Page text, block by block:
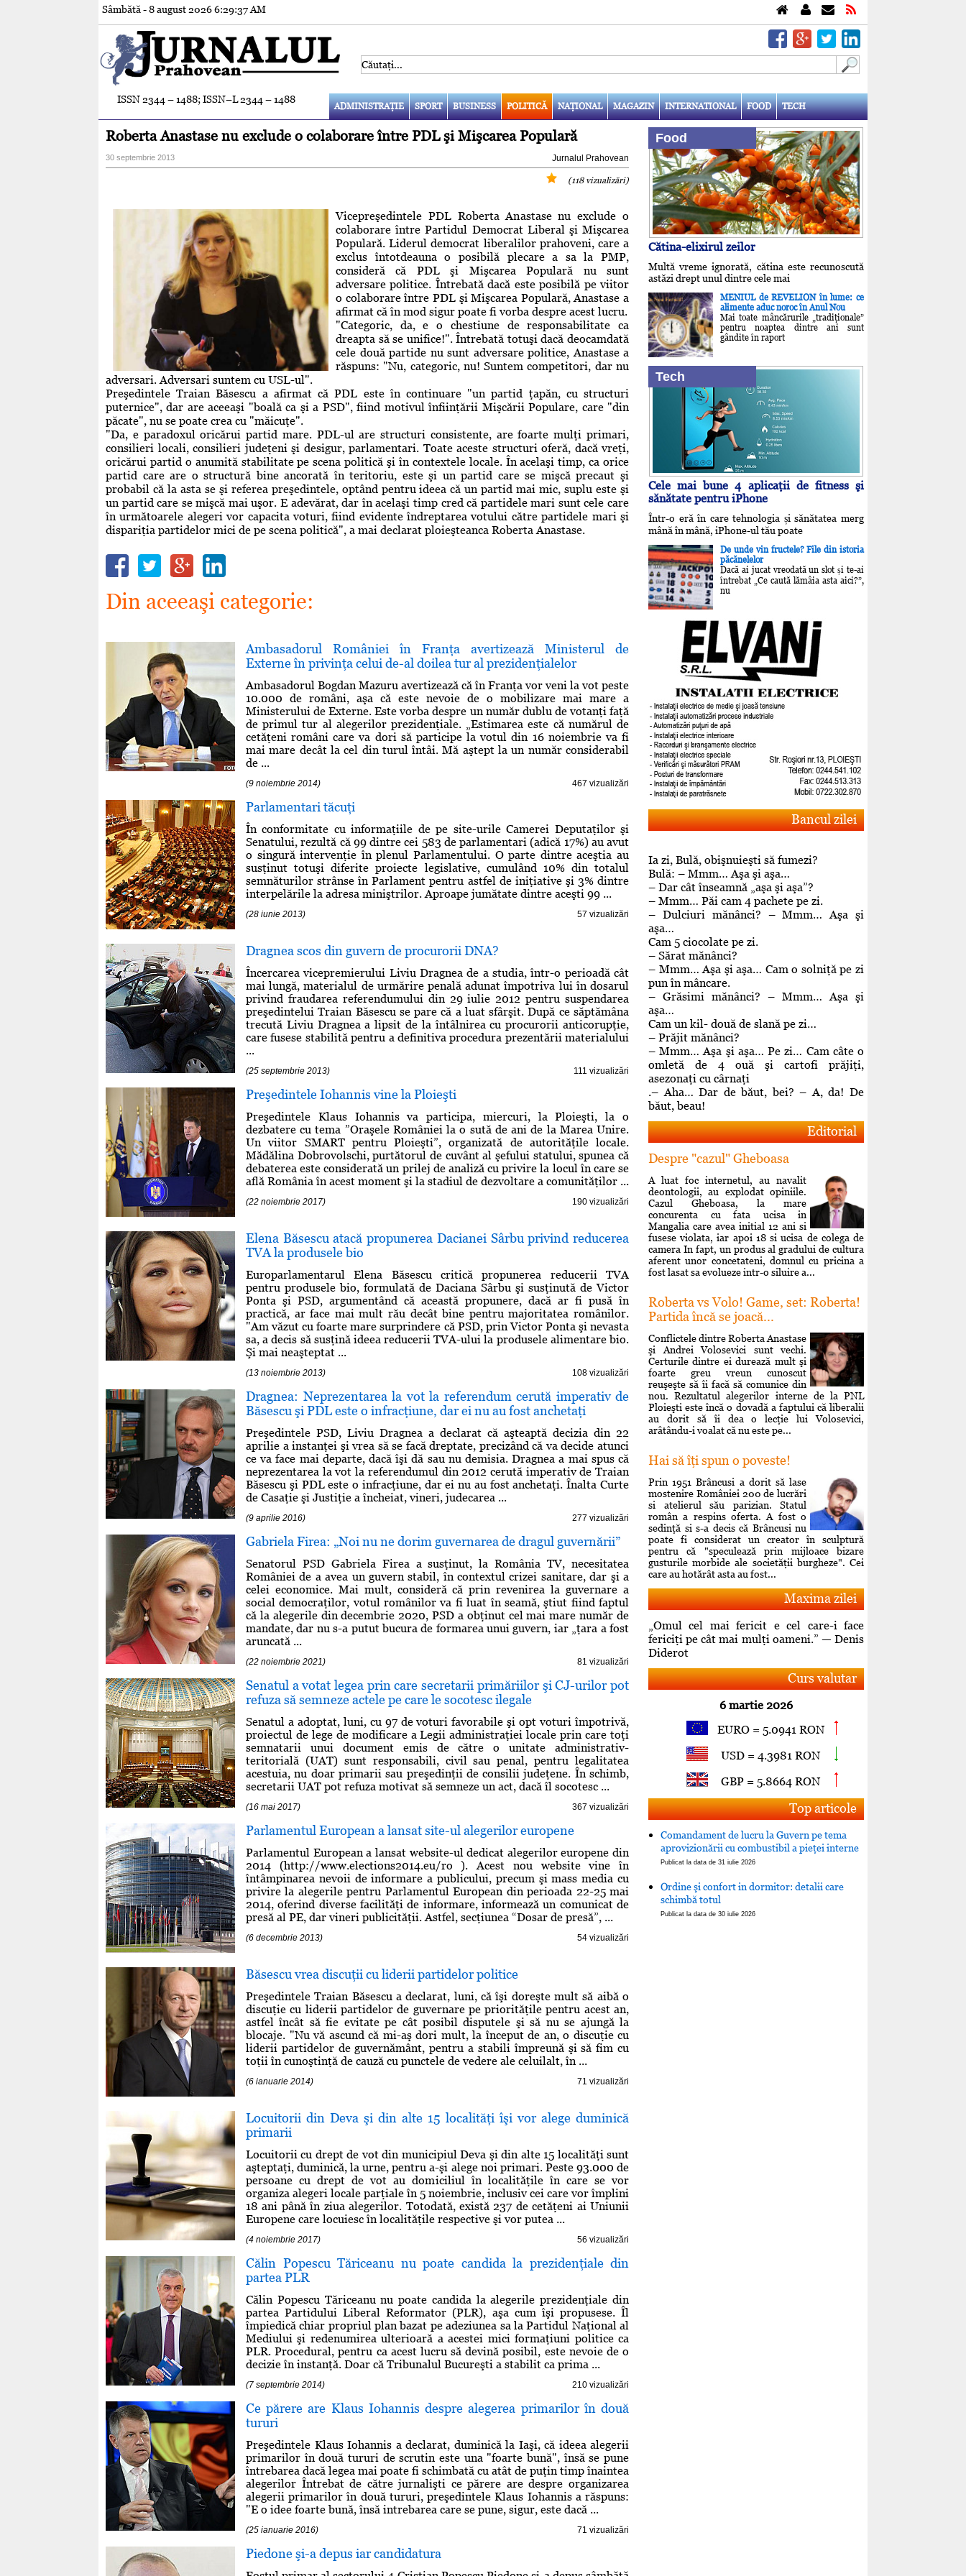
Sâmbătă - 8 august 20266:29:39 AM
ISSN 2344 – 1488; ISSN–L 2344 – 1488
ADMINISTRAŢIE SPORT BUSINESS POLITICĂ NAŢIONAL MAGAZIN INTERNATIONAL FOOD TECH
Roberta Anastase nu exclude o colaborare între PDL şi Mişcarea Populară
30 septembrie 2013 Jurnalul Prahovean
(118 vizualizări)
Vicepreşedintele PDL Roberta Anastase nu exclude o
colaborare între Partidul Democrat Liberal şi Mişcarea
Populară. Liderul democrat liberalilor prahoveni, care a
exclus întotdeauna o posibilă plecare a sa la PMP,
consideră că PDL şi Mişcarea Populară nu sunt
adversare politice. Întrebată dacă este posibilă pe viitor
o colaborare între PDL şi Mişcarea Populară, Anastase a
afirmat că în mod sigur poate fi vorba despre acest lucru.
"Categoric, da, e o chestiune de responsabilitate ca
dreapta să se unifice!". Întrebată totuşi dacă deocamdată
cele două partide nu sunt adversare politice, Anastase a
răspuns: "Nu, categoric, nu! Suntem competitori, dar nu
adversari. Adversari suntem cu USL-ul".
Preşedintele Traian Băsescu a afirmat că PDL este în continuare "un partid ţapăn, cu structuri
puternice", dar are aceeaşi "boală ca şi a PSD", fiind motivul înfiinţării Mişcării Populare, care "din
păcate", nu se poate crea cu "măicuţe".
"Da, e paradoxul oricărui partid mare. PDL-ul are structuri consistente, are foarte mulţi primari,
consilieri locali, consilieri judeţeni şi desigur, parlamentari. Toate aceste structuri oferă, dacă vreţi,
oricărui partid o anumită stabilitate pe scena politică şi în contextele locale. În acelaşi timp, ca orice
partid care are o structură bine ancorată în teritoriu, este şi un partid care se mişcă precaut şi
probabil că la asta se şi referea preşedintele, optând pentru ideea că un partid mai mic, suplu este şi
un partid care se mişcă mai uşor. E adevărat, dar în acelaşi timp cred că partidele mari sunt cele care
în următoarele alegeri vor capacita voturi, fiind evidente îndreptarea votului către partidele mari şi
dispariţia partidelor mici de pe scena politică", a mai declarat ploieşteanca Roberta Anastase.
Din aceeaşi categorie:
Ambasadorul României în Franţa avertizează Ministerul de
Externe în privinţa celui de-al doilea tur al prezidenţialelor
Ambasadorul Bogdan Mazuru avertizează că în Franţa vor veni la vot peste
10.000 de români, aşa că este nevoie de o mobilizare mai mare a
Ministerului de Externe. Este vorba despre un număr dublu de votanţi faţă
de primul tur al alegerilor prezidenţiale. „Estimarea este că numărul de
cetăţeni români care va dori să participe la votul din 16 noiembrie va fi
mai mare decât la cel din turul întâi. Mă aştept la un număr considerabil
de ...
(9 noiembrie 2014) 467 vizualizări
Parlamentari tăcuţi
În conformitate cu informaţiile de pe site-urile Camerei Deputaţilor şi
Senatului, rezultă că 99 dintre cei 583 de parlamentari (adică 17%) au avut
o singură intervenţie în plenul Parlamentului. O parte dintre aceştia au
susţinut totuşi diferite proiecte legislative, cumulând 10% din totalul
semnăturilor strânse în Parlament pentru astfel de iniţiative şi 3% dintre
interpelările la adresa miniştrilor. Aproape jumătate dintre aceşti 99 ...
(28 iunie 2013) 57 vizualizări
Dragnea scos din guvern de procurorii DNA?
Încercarea vicepremierului Liviu Dragnea de a studia, într-o perioadă cât
mai lungă, materialul de urmărire penală adunat împotriva lui în dosarul
privind fraudarea referendumului din 29 iulie 2012 pentru suspendarea
preşedintelui Traian Băsescu se pare că a luat sfârşit. După ce săptămâna
trecută Liviu Dragnea a lipsit de la întâlnirea cu procurorii anticorupţie,
care fusese stabilită pentru a definitiva procedura prezentării materialului
...
(25 septembrie 2013) 111 vizualizări
Preşedintele Iohannis vine la Ploieşti
Preşedintele Klaus Iohannis va participa, miercuri, la Ploieşti, la o
dezbatere cu tema ”Oraşele României la o sută de ani de la Marea Unire.
Un viitor SMART pentru Ploieşti”, organizată de autorităţile locale.
Mădălina Dobrovolschi, purtătorul de cuvânt al şefului statului, spunea că
debaterea este considerată un prilej de analiză cu privire la locul în care se
află România în acest moment şi la stadiul de dezvoltare a comunităţilor ...
(22 noiembrie 2017) 190 vizualizări
Elena Băsescu atacă propunerea Dacianei Sârbu privind reducerea
TVA la produsele bio
Europarlamentarul Elena Băsescu critică propunerea reducerii TVA
pentru produsele bio, formulată de Daciana Sârbu şi susţinută de Victor
Ponta şi PSD, argumentând că această propunere, dacă ar fi pusă în
practică, ar face mai mult rău decât bine pentru majoritatea românilor.
"Am văzut cu foarte mare surprindere că PSD, prin Victor Ponta şi nevasta
sa, a decis să susţină ideea reducerii TVA-ului la produsele alimentare bio.
Şi mai neaşteptat ...
(13 noiembrie 2013) 108 vizualizări
Dragnea: Neprezentarea la vot la referendum cerută imperativ de
Băsescu şi PDL este o infracţiune, dar ei nu au fost anchetaţi
Preşedintele PSD, Liviu Dragnea a declarat că aşteaptă decizia din 22
aprilie a instanţei şi vrea să se facă dreptate, precizând că va decide atunci
ce va face mai departe, dacă îşi dă sau nu demisia. Dragnea a mai spus că
neprezentarea la vot la referendumul din 2012 cerută imperativ de Traian
Băsescu şi PDL este o infracţiune, dar ei nu au fost anchetaţi. Înalta Curte
de Casaţie şi Justiţie a încheiat, vineri, judecarea ...
(9 aprilie 2016) 277 vizualizări
Gabriela Firea: „Noi nu ne dorim guvernarea de dragul guvernării”
Senatorul PSD Gabriela Firea a susţinut, la România TV, necesitatea
României de a avea un guvern stabil, în contextul crizei sanitare, dar şi a
celei economice. Mai mult, consideră că prin revenirea la guvernare a
social democraţilor, votul românilor va fi luat în seamă, ştiut fiind faptul
că la alegerile din decembrie 2020, PSD a obţinut cel mai mare număr de
mandate, dar nu s-a putut bucura de formarea unui guvern, iar „ţara a fost
aruncată ...
(22 noiembrie 2021) 81 vizualizări
Senatul a votat legea prin care secretarii primăriilor şi CJ-urilor pot
refuza să semneze actele pe care le socotesc ilegale
Senatul a adoptat, luni, cu 97 de voturi favorabile şi opt voturi împotrivă,
proiectul de lege de modificare a Legii administraţiei locale prin care toţi
semnatarii unui document emis de către o unitate administrativ-
teritorială (UAT) sunt responsabili, civil sau penal, pentru legalitatea
acestuia, nu doar primarii sau preşedinţii de consilii judeţene. În schimb,
secretarii UAT pot refuza motivat să semneze un act, dacă îl socotesc ...
(16 mai 2017) 367 vizualizări
Parlamentul European a lansat site-ul alegerilor europene
Parlamentul European a lansat website-ul dedicat alegerilor europene din
2014 (http://www.elections2014.eu/ro ). Acest nou website vine în
întâmpinarea nevoii de informare a publicului, precum şi mass media cu
privire la alegerile pentru Parlamentul European din perioada 22-25 mai
2014, oferind diverse facilităţi de informare, informează un comunicat de
presă al PE, dar vineri publicităţii. Astfel, secţiunea “Dosar de presă”, ...
(6 decembrie 2013) 54 vizualizări
Băsescu vrea discuţii cu liderii partidelor politice
Preşedintele Traian Băsescu a declarat, luni, că îşi doreşte mult să aibă o
discuţie cu liderii partidelor de guvernare pe priorităţile pentru acest an,
astfel încât să fie evitate pe cât posibil disputele şi să nu se ajungă la
blocaje. "Nu vă ascund că mi-aş dori mult, la început de an, o discuţie cu
liderii partidelor de guvernământ, pentru a stabili împreună şi să fim cu
toţii în cunoştinţă de cauză cu punctele de vedere ale celuilalt, în ...
(6 ianuarie 2014) 71 vizualizări
Locuitorii din Deva şi din alte 15 localităţi îşi vor alege duminică
primarii
Locuitorii cu drept de vot din municipiul Deva şi din alte 15 localităţi sunt
aşteptaţi, duminică, la urne, pentru a-şi alege noi primari. Peste 93.000 de
persoane cu drept de vot au domiciliul în localităţile în care se vor
organiza alegeri locale parţiale în 5 noiembrie, inclusiv cei care vor împlini
18 ani până în ziua alegerilor. Totodată, există 237 de cetăţeni ai Uniunii
Europene care locuiesc în localităţile respective şi vor putea ...
(4 noiembrie 2017) 56 vizualizări
Călin Popescu Tăriceanu nu poate candida la prezidenţiale din
partea PLR
Călin Popescu Tăriceanu nu poate candida la alegerile prezidenţiale din
partea Partidului Liberal Reformator (PLR), aşa cum îşi propusese. Îl
împiedică chiar propriul plan bazat pe adeziunea sa la Partidul Naţional al
Mediului şi redenumirea ulterioară a acestei mici formaţiuni politice ca
PLR. Procedural, pentru ca acest lucru să devină posibil, este nevoie de o
decizie în instanţă. Doar că Tribunalul Bucureşti a stabilit ca prima ...
(7 septembrie 2014) 210 vizualizări
Ce părere are Klaus Iohannis despre alegerea primarilor în două
tururi
Preşedintele Klaus Iohannis a declarat, duminică la Iaşi, că ideea alegerii
primarilor în două tururi de scrutin este una "foarte bună", însă se pune
întrebarea dacă legea mai poate fi schimbată cu atât de puţin timp înaintea
alegerilor Întrebat de către jurnalişti ce părere are despre organizarea
alegerii primarilor în două tururi, preşedintele Klaus Iohannis a răspuns:
"E o idee foarte bună, însă intrebarea care se pune, sigur, este dacă ...
(25 ianuarie 2016) 71 vizualizări
Piedone şi-a depus iar candidatura
Food
Cătina-elixirul zeilor
Multă vreme ignorată, cătina este recunoscută
astăzi drept unul dintre cele mai
MENIUL de REVELION în lume: ce
alimente aduc noroc în Anul Nou
Mai toate mâncărurile „tradiţionale”
pentru noaptea dintre ani sunt
gândite în raport
Tech
Cele mai bune 4 aplicaţii de fitness şi
sănătate pentru iPhone
Într-o eră în care tehnologia și sănătatea merg
mână în mână, iPhone-ul tău poate
De unde vin fructele? File din istoria
păcănelelor
Dacă ai jucat vreodată un slot și te-ai
întrebat „Ce caută lămâia asta aici?”,
nu
Bancul zilei
Ia zi, Bulă, obişnuieşti să fumezi?
Bulă: – Mmm… Aşa şi aşa…
– Dar cât înseamnă „aşa şi aşa”?
– Mmm… Păi cam 4 pachete pe zi.
– Dulciuri mănânci? – Mmm… Aşa şi
aşa…
Cam 5 ciocolate pe zi.
– Sărat mănânci?
– Mmm… Aşa şi aşa… Cam o solniţă pe zi
pun în mâncare.
– Grăsimi mănânci? – Mmm… Aşa şi
aşa…
Cam un kil- două de slană pe zi…
– Prăjit mănânci?
– Mmm… Aşa şi aşa… Pe zi… Cam câte o
omletă de 4 ouă şi cartofi prăjiţi,
asezonaţi cu cârnaţi
.– Aha… Dar de băut, bei? – A, da! De
băut, beau!
Editorial
Despre "cazul" Gheboasa
A luat foc internetul, au navalit
deontologii, au explodat opiniile.
Cazul Gheboasa, la mare
concurenta cu fata ucisa in
Mangalia care avea initial 12 ani si
fusese violata, iar apoi 18 si ucisa de colega de
camera In fapt, un produs al gradului de cultura
aferent unor concetateni, domnul cu pricina a
fost lasat sa evolueze intr-o siluire a...
Roberta vs Volo! Game, set: Roberta!
Partida încă se joacă...
Conflictele dintre Roberta Anastase
şi Andrei Volosevici sunt vechi.
Certurile dintre ei durează mult şi
foarte greu vreun cunoscut
reuşeşte să îi facă să comunice din
nou. Rezultatul alegerilor interne de la PNL
Ploieşti este încă o dovadă a faptului că liberalii
au dorit să îi dea o lecţie lui Volosevici,
arâtându-i voalat că nu este pe...
Hai să îţi spun o poveste!
Prin 1951 Brâncusi a dorit să lase
mostenire României 200 de lucrări
si atelierul său parizian. Statul
român a respins oferta. A fost o
sedinţă si s-a decis că Brâncusi nu
poate fi considerat un creator în sculptură
pentru că "speculează prin mijloace bizare
gusturile morbide ale societăţii burgheze". Cei
care au hotărât asta au fost...
Maxima zilei
„Omul cel mai fericit e cel care-i face
fericiţi pe cât mai mulţi oameni.” — Denis
Diderot
Curs valutar
6 martie 2026
EURO = 5.0941 RON
USD = 4.3981 RON
GBP = 5.8664 RON
Top articole
Comandament de lucru la Guvern pe tema
aprovizionării cu combustibil a pieţei interne
Publicat la data de 31 iulie 2026
Ordine şi confort in dormitor: detalii care
schimbă totul
Publicat la data de 30 iulie 2026